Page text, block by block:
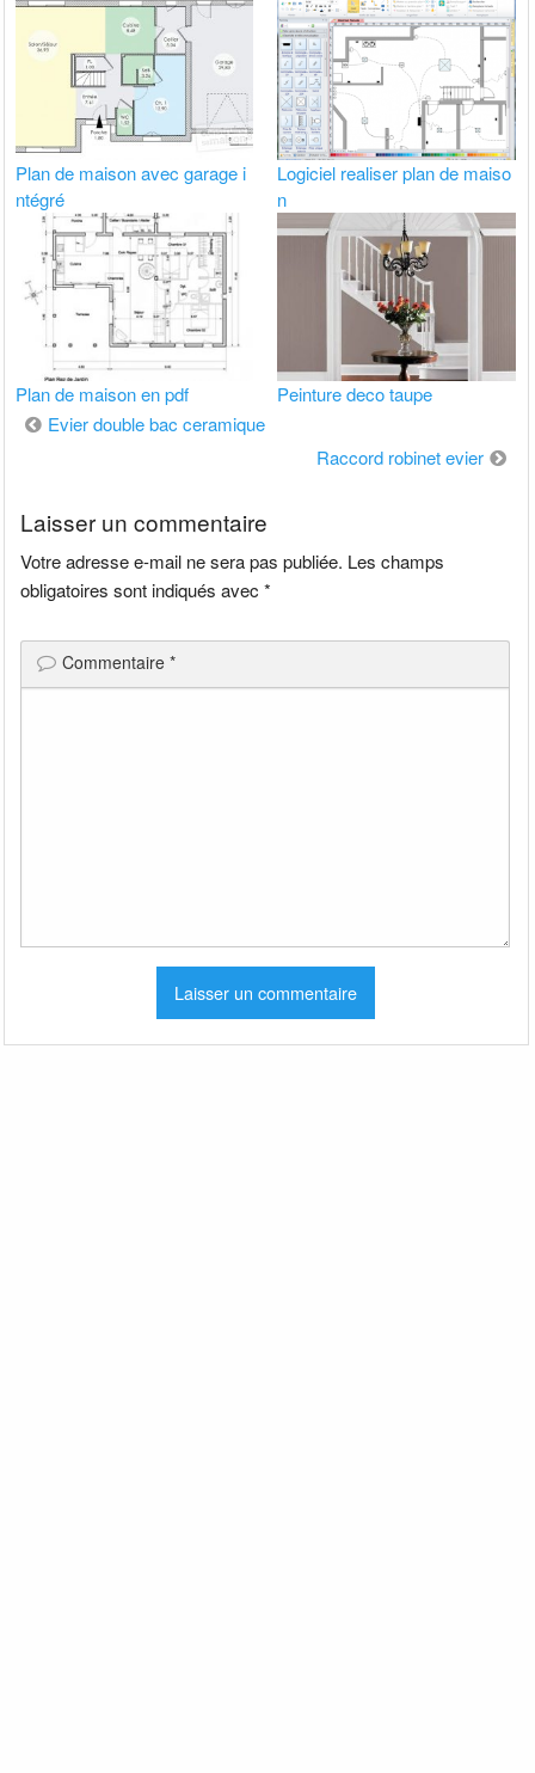
Plan de maison avec garage i
ntégré
Logiciel realiser plan de maiso
n
Plan de maison en pdf Peinture deco taupe
Navigation
Evier double bac ceramique
Raccord robinet evier
Laisser un commentaire
Votre adresse e-mail ne sera pas publiée. Les champs
obligatoires sont indiqués avec*
Commentaire*